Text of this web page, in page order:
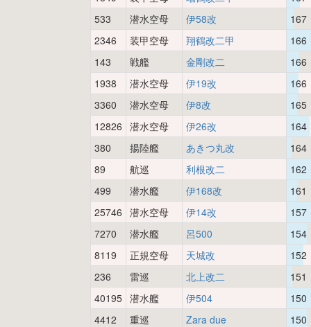
533
潜水空母 伊58改
167
2346
装甲空母 翔鶴改二甲
166
143
戦艦 金剛改二
166
1938
潜水空母 伊19改
166
3360
潜水空母 伊8改
165
12826 潜水空母 伊26改
164
380
揚陸艦 あきつ丸改
164
89
航巡 利根改二
162
499
潜水艦 伊168改
161
25746 潜水空母 伊14改
157
7270
潜水艦 呂500
154
8119
正規空母 天城改
152
236
雷巡 北上改二
151
40195 潜水艦 伊504
150
4412
重巡 Zara due
150